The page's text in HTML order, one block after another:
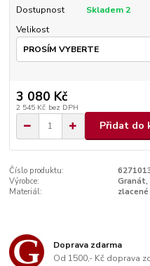
Dostupnost
Skladem 2
Velikost
3 080 Kč
2 545 Kč bez DPH
Přidat do
Číslo produktu:
Výrobce:
Granát,
Materiál:
Doprava zdarma
Od 1500,- Kč doprava